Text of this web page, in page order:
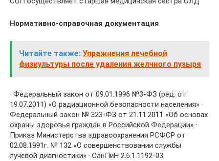
Нормативно-справочная документация
Читайте также: Упражнения лечебной
физкультуры после удаления желчного пузыря
· Федеральный закон от 09.01.1996 №3-ФЗ (ред. от
19.07.2011) «О радиационной безопасности населения» ·
Федеральный закон № 323-ФЗ от 21.11.2011 «Об основах
охраны здоровья граждан в Российской Федерации» ·
Приказ Министерства здравоохранения РСФСР от
02.08.1991г. № 132 «О совершенствовании службы
лучевой диагностики» · СанПиН 2.6.1.1192-03